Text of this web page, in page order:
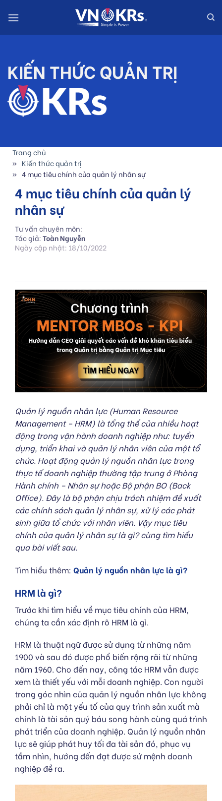
KIẾN THỨC QUẢN TRỊ
Trang chủ
Kiến thức quản trị
4 mục tiêu chính của quản lý nhân sự
4 mục tiêu chính của quản lý
nhân sự
Tư vấn chuyên môn:
Tác giả:Toàn Nguyễn
Ngày cập nhật: 18/10/2022
Quản lý nguồn nhân lực (Human Resource
Management – HRM) là tổng thể của nhiều hoạt
động trong vận hành doanh nghiệp như: tuyển
dụng, triển khai và quản lý nhân viên của một tổ
chức. Hoạt động quản lý nguồn nhân lực trong
thực tế doanh nghiệp thường tập trung ở Phòng
Hành chính – Nhân sự hoặc Bộ phận BO (Back
Office). Đây là bộ phận chịu trách nhiệm đề xuất
các chính sách quản lý nhân sự, xử lý các phát
sinh giữa tổ chức với nhân viên. Vậymục tiêu
chính của quản lý nhân sự là gì? cùng tìm hiểu
qua bài viết sau.
Tìm hiểu thêm: Quản lý nguồn nhân lực là gì?
HRM là gì?
Trước khi tìm hiểu về mục tiêu chính của HRM,
chúng ta cần xác định rõ HRM là gì.
HRM là thuật ngữ được sử dụng từ những năm
1900 và sau đó được phổ biến rộng rãi từ những
năm 1960. Cho đến nay, công tác HRM vẫn được
xem là thiết yếu với mỗi doanh nghiệp. Con người
trong góc nhìn của quản lý nguồn nhân lực không
phải chỉ là một yếu tố của quy trình sản xuất mà
chính là tài sản quý báu song hành cùng quá trình
phát triển của doanh nghiệp. Quản lý nguồn nhân
lực sẽ giúp phát huy tối đa tài sản đó, phục vụ
tầm nhìn, hướng đến đạt được sứ mệnh doanh
nghiệp đề ra.